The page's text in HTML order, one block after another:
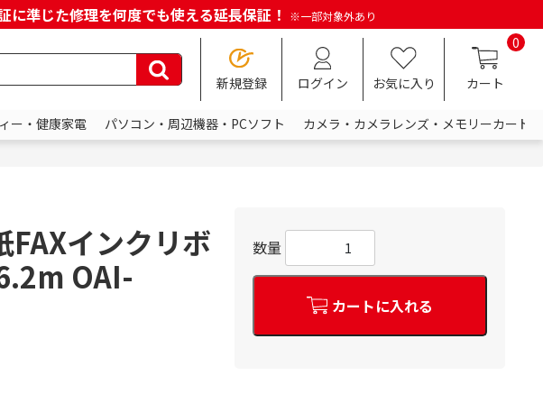
準じた修理を何度でも使える延長保証！ ※一部対象外あり
新規登録 ログイン お気に入り
0
カート
ー・健康家電 パソコン・周辺機器・PCソフト
カメラ・カメラレンズ・メモリーカード
FAXインクリボ
OAI-
数量
カートに入れる